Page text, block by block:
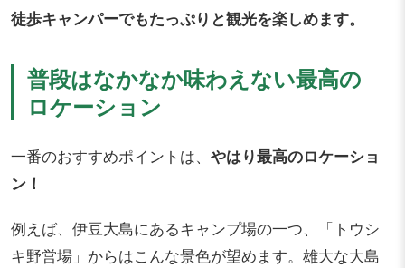
徒歩キャンパーでもたっぷりと観光を楽しめます。
普段はなかなか味わえない最高の
ロケーション
一番のおすすめポイントは、 やはり最高のロケーショ
ン！
例えば、伊豆大島にあるキャンプ場の一つ、「トウシ
キ野営場」からはこんな景色が望めます。雄大な大島